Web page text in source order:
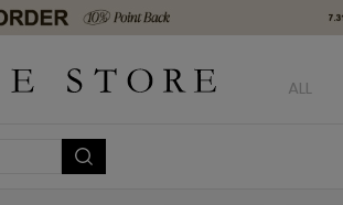
ALL